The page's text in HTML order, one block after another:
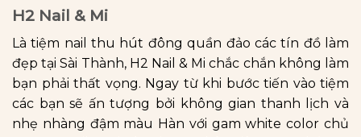
H2 Nail & Mi
Là tiệm nail thu hút đông quần đảo các tín đồ làm
đẹp tại Sài Thành, H2 Nail & Mi chắc chắn không làm
bạn phải thất vọng. Ngay từ khi bước tiến vào tiệm
các bạn sẽ ấn tượng bởi không gian thanh lịch và
nhẹ nhàng đậm màu Hàn với gam white color chủ